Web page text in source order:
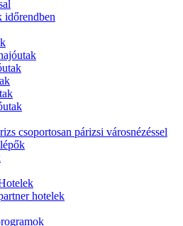
időrendben
csoportosan párizsi városnézéssel
hotelek